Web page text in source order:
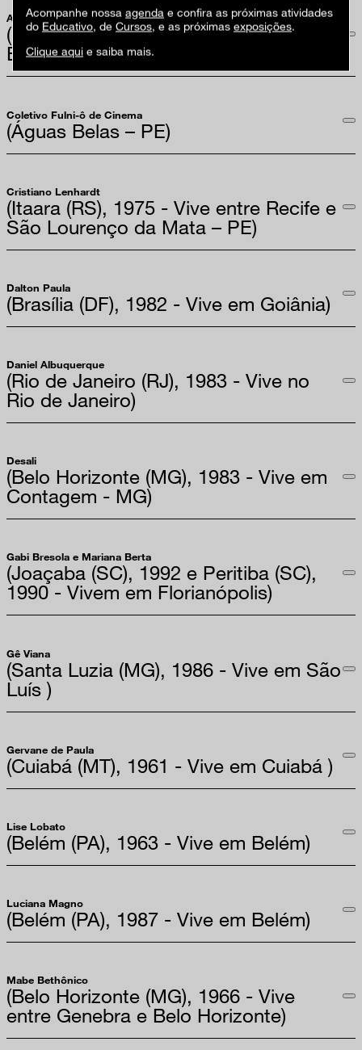
Antonio Obá
(Ceilândia (DF), 1983 - Vive em
Brasília)
Coletivo Fulni-ô de Cinema
(Águas Belas – PE)
Cristiano Lenhardt
(Itaara (RS), 1975 - Vive entre Recife e
São Lourenço da Mata – PE)
Dalton Paula
(Brasília (DF), 1982 - Vive em Goiânia)
Daniel Albuquerque
(Rio de Janeiro (RJ), 1983 - Vive no
Rio de Janeiro)
Desali
(Belo Horizonte (MG), 1983 - Vive em
Contagem - MG)
Gabi Bresola e Mariana Berta
(Joaçaba (SC), 1992 e Peritiba (SC),
1990 - Vivem em Florianópolis)
Gê Viana
(Santa Luzia (MG), 1986 - Vive em São
Luís )
Gervane de Paula
(Cuiabá (MT), 1961 - Vive em Cuiabá )
Lise Lobato
(Belém (PA), 1963 - Vive em Belém)
Luciana Magno
(Belém (PA), 1987 - Vive em Belém)
Mabe Bethônico
(Belo Horizonte (MG), 1966 - Vive
entre Genebra e Belo Horizonte)
Acompanhe nossa agenda e confira as próximas atividades
do Educativo, de Cursos, e as próximas exposições.
Clique aqui e saiba mais.